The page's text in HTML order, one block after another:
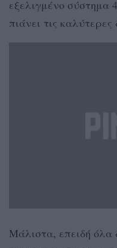
εξελιγμένο σύστημα
πιάνει τις
Μάλιστα, επειδή όλα